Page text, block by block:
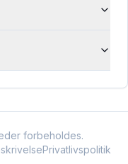
forbeholdes.
Privatlivspolitik